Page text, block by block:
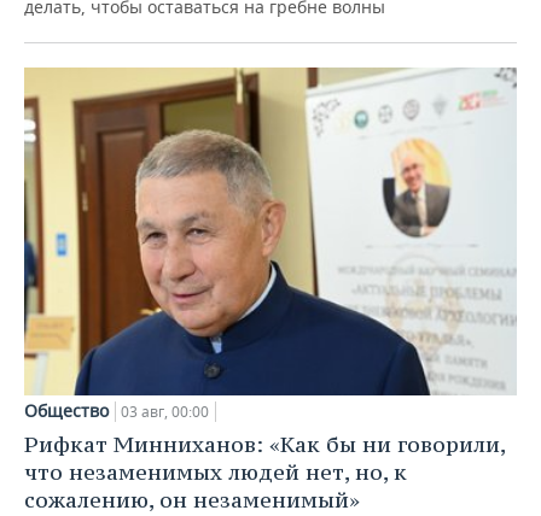
делать, чтобы оставаться на гребне волны
Общество 03 авг, 00:00
Рифкат Минниханов: «Как бы ни говорили,
что незаменимых людей нет, но, к
сожалению, он незаменимый»